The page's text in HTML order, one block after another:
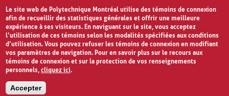
Le site web de Polytechnique Montréal utilise des témoins de connexion
afin de recueillir des statistiques générales et offrir une meilleure
expérience à ses visiteurs. En naviguant sur le site, vous acceptez
l’utilisation de ces témoins selon les modalités spécifiées aux conditions
d’utilisation. Vous pouvez refuser les témoins de connexion en modifiant
vos paramètres de navigation. Pour en savoir plus sur le recours aux
témoins de connexion et sur la protection de vos renseignements
personnels,cliquez ici.
Accepter